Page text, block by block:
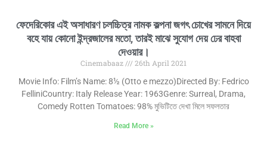
ফেদেরিকোর এই অসাধারণ চলচ্চিত্র নামক কল্পনা জগৎ চোখের সামনে দিয়ে
বহে যায় কোনো ইন্দ্রজালের মতো, তারই মাঝে সুযোগ দেয় ঢের বাহবা
দেওয়ার।
Cinemabaaz
26th April 2021
Movie Info: Film’s Name: 8½ (Otto e mezzo)Directed By: Fedrico
FelliniCountry: Italy Release Year: 1963Genre: Surreal, Drama,
Comedy Rotten Tomatoes: 98% মুভিটিতে দেখা মিলে সফলতার
Read More »